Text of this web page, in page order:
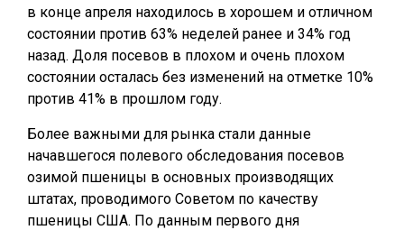
в конце апреля находилось в хорошем и отличном
состоянии против 63% неделей ранее и 34% год
назад. Доля посевов в плохом и очень плохом
состоянии осталась без изменений на отметке 10%
против 41% в прошлом году.
Более важными для рынка стали данные
начавшегося полевого обследования посевов
озимой пшеницы в основных производящих
штатах, проводимого Советом по качеству
пшеницы США. По данным первого дня